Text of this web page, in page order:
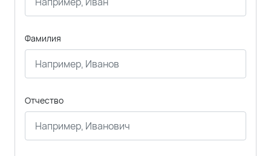
Фамилия
Отчество